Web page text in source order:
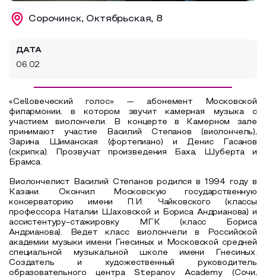
Образовательный туризм
Доступная среда
Сорочинск, Октябрьская, 8
ДАТА
06.02
«Cellовеческий голос» — абонемент Московской
филармонии, в котором звучит камерная музыка с
участием виолончели. В концерте в Камерном зале
принимают участие Василий Степанов (виолончель),
Зарина Шиманская (фортепиано) и Денис Гасанов
(скрипка). Прозвучат произведения Баха, Шуберта и
Брамса.
Виолончелист Василий Степанов родился в 1994 году в
Казани. Окончил Московскую государственную
консерваторию имени П.И. Чайковского (классы
профессора Наталии Шаховской и Бориса Андрианова) и
ассистентуру-стажировку МГК (класс Бориса
Андрианова). Ведет класс виолончели в Российской
академии музыки имени Гнесиных и Московской средней
специальной музыкальной школе имени Гнесиных.
Создатель и художественный руководитель
образовательного центра Stepanov Academy (Сочи,